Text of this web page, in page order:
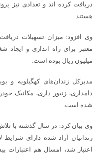
دریافت کرده اند و تعدادی نیز
هستند.
وی افزود: میزان تسهیلات
میلیون ریال بوده است.
مدیرکل زندان‌های کهگیلویه و
دامداری، زنبور داری، مکانیک
شده است.
وی بیان کرد: در سال گذشته با
زندانیان آزاد شده دارای
اعتبار شد، امسال هم اعتبارات